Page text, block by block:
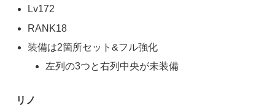
Lv172
RANK18
装備は2箇所セット&フル強化
左列の3つと右列中央が未装備
リノ